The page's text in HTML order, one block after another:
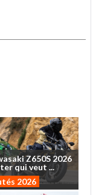
Z650S 2026
quiveut ...
2026